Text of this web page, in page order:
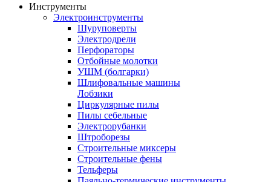
Инструменты
Электроинструменты
Шуруповерты
Электродрели
Перфораторы
Отбойные молотки
УШМ (болгарки)
Шлифовальные машины
Лобзики
Циркулярные пилы
Пилы себельные
Электрорубанки
Штроборезы
Строительные миксеры
Строительные фены
Тельферы